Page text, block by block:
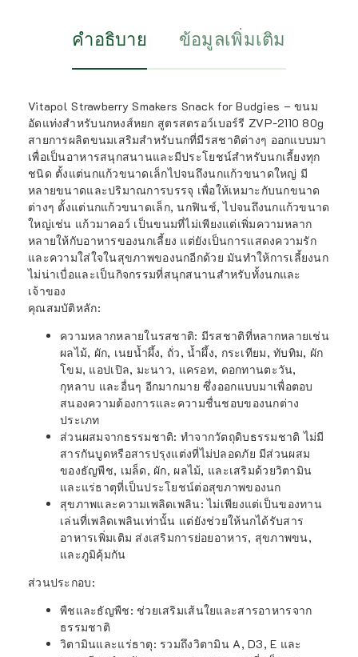
คำอธิบาย ข้อมูลเพิ่มเติม
Vitapol Strawberry Smakers Snack for Budgies – ขนม
อัดแท่งสำหรับนกหงส์หยก สูตรสตรอว์เบอร์รี ZVP-2110 80g
สายการผลิตขนมเสริมสำหรับนกที่มีรสชาติต่างๆ ออกแบบมา
เพื่อเป็นอาหารสนุกสนานและมีประโยชน์สำหรับนกเลี้ยงทุก
ชนิด ตั้งแต่นกแก้วขนาดเล็กไปจนถึงนกแก้วขนาดใหญ่ มี
หลายขนาดและปริมาณการบรรจุ เพื่อให้เหมาะกับนกขนาด
ต่างๆ ตั้งแต่นกแก้วขนาดเล็ก, นกฟินช์, ไปจนถึงนกแก้วขนาด
ใหญ่เช่น แก้วมาคอว์ เป็นขนมที่ไม่เพียงแต่เพิ่มความหลาก
หลายให้กับอาหารของนกเลี้ยง แต่ยังเป็นการแสดงความรัก
และความใส่ใจในสุขภาพของนกอีกด้วย มันทำให้การเลี้ยงนก
ไม่น่าเบื่อและเป็นกิจกรรมที่สนุกสนานสำหรับทั้งนกและ
เจ้าของ
คุณสมบัติหลัก:
ความหลากหลายในรสชาติ: มีรสชาติที่หลากหลายเช่น
ผลไม้, ผัก, เนยน้ำผึ้ง, ถั่ว, น้ำผึ้ง, กระเทียม, ทับทิม, ผัก
โขม, แอปเปิล, มะนาว, แครอท, ดอกทานตะวัน,
กุหลาบ และอื่นๆ อีกมากมาย ซึ่งออกแบบมาเพื่อตอบ
สนองความต้องการและความชื่นชอบของนกต่าง
ประเภท
ส่วนผสมจากธรรมชาติ: ทำจากวัตถุดิบธรรมชาติ ไม่มี
สารกันบูดหรือสารปรุงแต่งที่ไม่ปลอดภัย มีส่วนผสม
ของธัญพืช, เมล็ด, ผัก, ผลไม้, และเสริมด้วยวิตามิน
และแร่ธาตุที่เป็นประโยชน์ต่อสุขภาพของนก
สุขภาพและความเพลิดเพลิน: ไม่เพียงแต่เป็นของทาน
เล่นที่เพลิดเพลินเท่านั้น แต่ยังช่วยให้นกได้รับสาร
อาหารเพิ่มเติม ส่งเสริมการย่อยอาหาร, สุขภาพขน,
และภูมิคุ้มกัน
ส่วนประกอบ:
พืชและธัญพืช: ช่วยเสริมเส้นใยและสารอาหารจาก
ธรรมชาติ
วิตามินและแร่ธาตุ: รวมถึงวิตามิน A, D3, E และ